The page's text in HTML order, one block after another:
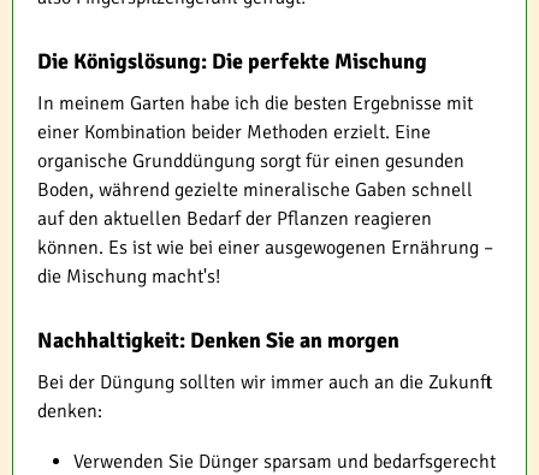
Die Königslösung: Die perfekte Mischung
In meinem Garten habe ich die besten Ergebnisse mit
einer Kombination beider Methoden erzielt. Eine
organische Grunddüngung sorgt für einen gesunden
Boden, während gezielte mineralische Gaben schnell
auf den aktuellen Bedarf der Pflanzen reagieren
können. Es ist wie bei einer ausgewogenen Ernährung –
die Mischung macht's!
Nachhaltigkeit: Denken Sie an morgen
Bei der Düngung sollten wir immer auch an die Zukunft
denken:
Verwenden Sie Dünger sparsam und bedarfsgerecht